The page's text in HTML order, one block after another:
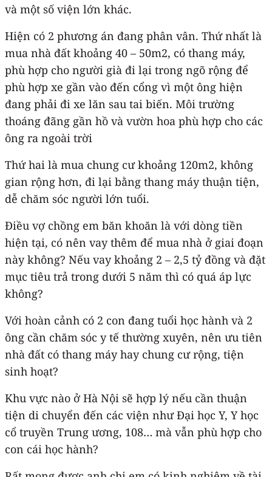
và một số viện lớn khác.
Hiện có 2 phương án đang phân vân. Thứ nhất là
mua nhà đất khoảng 40 – 50m2, có thang máy,
phù hợp cho người già đi lại trong ngõ rộng để
phù hợp xe gần vào đến cổng vì một ông hiện
đang phải đi xe lăn sau tai biến. Môi trường
thoáng đãng gần hồ và vườn hoa phù hợp cho các
ông ra ngoài trời
Thứ hai là mua chung cư khoảng 120m2, không
gian rộng hơn, đi lại bằng thang máy thuận tiện,
dễ chăm sóc người lớn tuổi.
Điều vợ chồng em băn khoăn là với dòng tiền
hiện tại, có nên vay thêm để mua nhà ở giai đoạn
này không? Nếu vay khoảng 2 – 2,5 tỷ đồng và đặt
mục tiêu trả trong dưới 5 năm thì có quá áp lực
không?
Với hoàn cảnh có 2 con đang tuổi học hành và 2
ông cần chăm sóc y tế thường xuyên, nên ưu tiên
nhà đất có thang máy hay chung cư rộng, tiện
sinh hoạt?
Khu vực nào ở Hà Nội sẽ hợp lý nếu cần thuận
tiện di chuyển đến các viện như Đại học Y, Y học
cổ truyền Trung ương, 108… mà vẫn phù hợp cho
con cái học hành?